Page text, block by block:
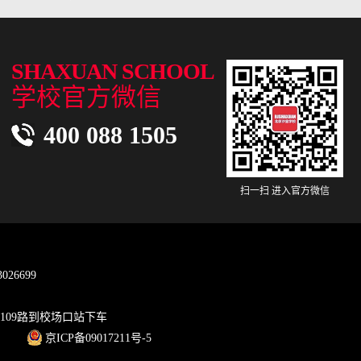
SHAXUAN SCHOOL
学校官方微信
400 088 1505
扫一扫 进入官方微信
路到校场口站下车
京ICP备09017211号-5